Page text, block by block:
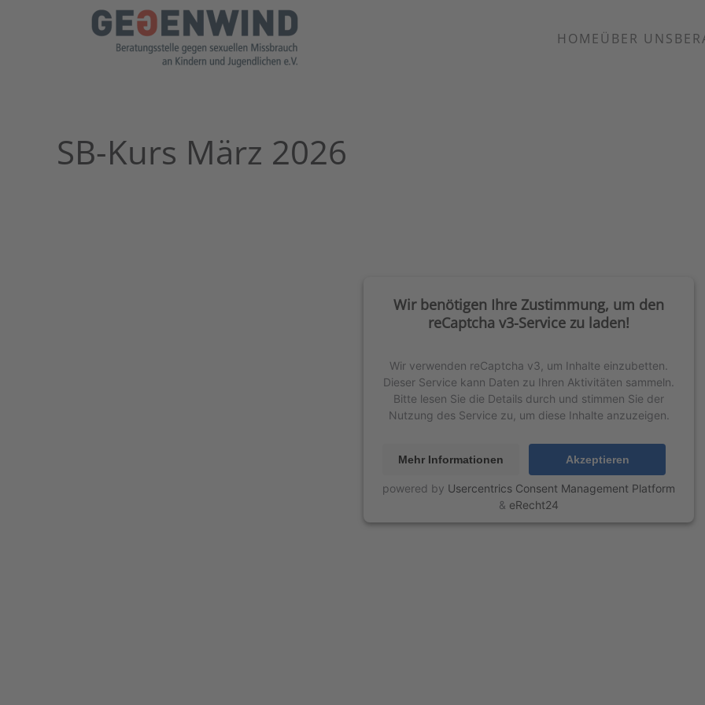
Zum Hauptinhalt springen HOMEÜBER UNS
SB-Kurs März 2026
Wir benötigen Ihre Zustimmung, um den
reCaptcha v3-Service zu laden!
Wir verwenden reCaptcha v3, um Inhalte einzubetten.
Dieser Service kann Daten zu Ihren Aktivitäten sammeln.
Bitte lesen Sie die Details durch und stimmen Sie der
Nutzung des Service zu, um diese Inhalte anzuzeigen.
Mehr Informationen Akzeptieren
powered by Usercentrics Consent Management Platform
& eRecht24